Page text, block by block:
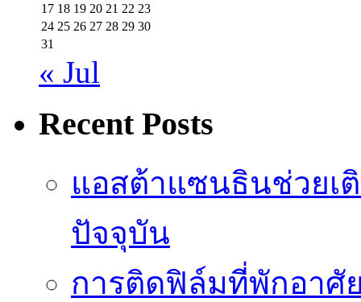
17 18 19 20 21 22 23
24 25 26 27 28 29 30
31
« Jul
Recent Posts
แอสต้าแซนธินช่วยเ
ปัจจุบัน
การติดฟิล์มที่พักอาศั